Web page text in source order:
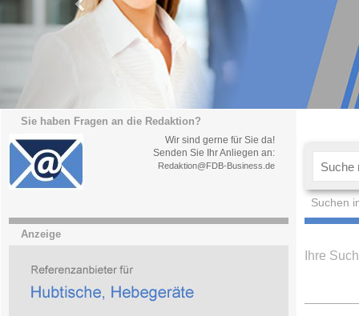
Sie haben Fragen an die Redaktion?
Wir sind gerne für Sie da!
Senden Sie Ihr Anliegen an:
Redaktion@FDB-Business.de
Suchen
Anzeige
Ihre